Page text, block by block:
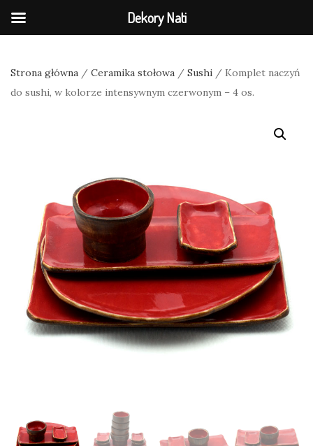
Strona główna / Ceramika stołowa / Sushi / Komplet naczyń
do sushi, w kolorze intensywnym czerwonym – 4 os.
Dekory Nati